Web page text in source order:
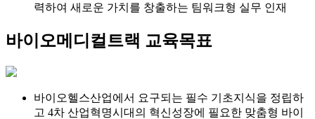
력하여 새로운 가치를 창출하는 팀워크형 실무 인재
바이오메디컬트랙 교육목표
바이오헬스산업에서 요구되는 필수 기초지식을 정립하
고 4차 산업혁명시대의 혁신성장에 필요한 맞춤형 바이